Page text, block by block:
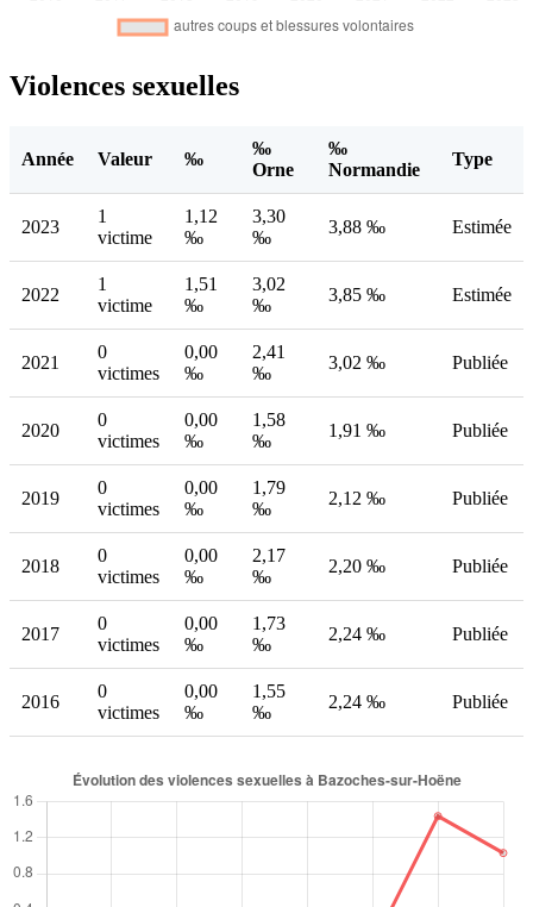
Violences sexuelles
Année Valeur ‰
‰
Orne
‰
Normandie
Type
2023
1
victime
1,12
‰
3,30
‰
3,88 ‰ Estimée
2022
1
victime
1,51
‰
3,02
‰
3,85 ‰ Estimée
2021
0
victimes
0,00
‰
2,41
‰
3,02 ‰ Publiée
2020
0
victimes
0,00
‰
1,58
‰
1,91 ‰ Publiée
2019
0
victimes
0,00
‰
1,79
‰
2,12 ‰ Publiée
2018
0
victimes
0,00
‰
2,17
‰
2,20 ‰ Publiée
2017
0
victimes
0,00
‰
1,73
‰
2,24 ‰ Publiée
2016
0
victimes
0,00
‰
1,55
‰
2,24 ‰ Publiée